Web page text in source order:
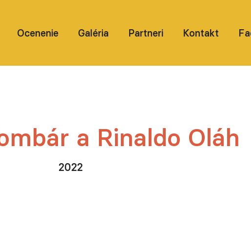
Ocenenie Galéria Partneri Kontakt
a Rinaldo Oláh
2022